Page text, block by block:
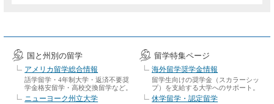
国と州別の留学
アメリカ留学総合情報
語学留学・4年制大学・返済不要奨
学金格安留学・高校交換留学など。
ニューヨーク州立大学
留学特集ページ
海外留学奨学金情報
留学生向けの奨学金（スカラーシッ
プ）を支給する大学へのサポート。
休学留学・認定留学